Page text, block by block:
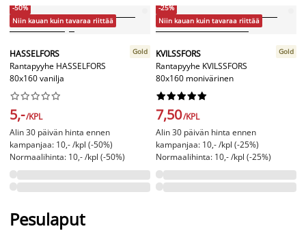
-50%
Niin kauan kuin tavaraa riittää
HASSELFORS
Rantapyyhe HASSELFORS
80x160 vanilja
Gold






5,-/KPL
Alin 30 päivän hinta ennen
kampanjaa: 10,- /kpl (-50%)
Normaalihinta: 10,- /kpl (-50%)
-25%
Niin kauan kuin tavaraa riittää
KVILSSFORS
Rantapyyhe KVILSSFORS
80x160 monivärinen
Gold






7,50/KPL
Alin 30 päivän hinta ennen
kampanjaa: 10,- /kpl (-25%)
Normaalihinta: 10,- /kpl (-25%)
Pesulaput